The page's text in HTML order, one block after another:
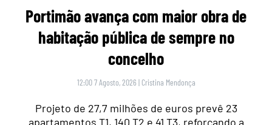
Portimão avança com maior obra de
habitação pública de sempre no
concelho
12:00 7 Agosto, 2026 | Cristina Mendonça
Projeto de 27,7 milhões de euros prevê 23
apartamentos T1, 140 T2 e 41 T3, reforçando a